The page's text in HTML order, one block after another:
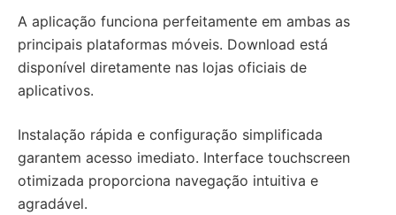
A aplicação funciona perfeitamente em ambas as
principais plataformas móveis. Download está
disponível diretamente nas lojas oficiais de
aplicativos.
Instalação rápida e configuração simplificada
garantem acesso imediato. Interface touchscreen
otimizada proporciona navegação intuitiva e
agradável.